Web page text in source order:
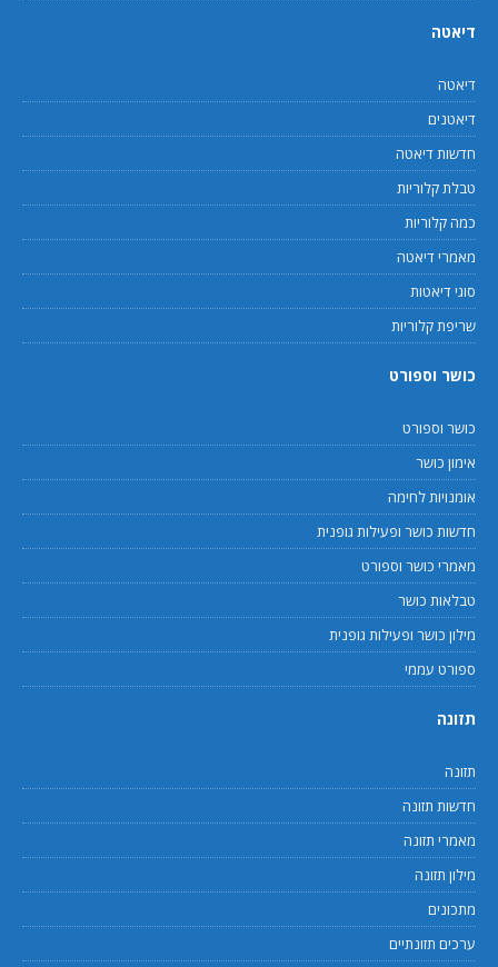
דיאטה
דיאטה
דיאטנים
חדשות דיאטה
טבלת קלוריות
כמה קלוריות
מאמרי דיאטה
סוגי דיאטות
שריפת קלוריות
כושר וספורט
כושר וספורט
אימון כושר
אומנויות לחימה
חדשות כושר ופעילות גופנית
מאמרי כושר וספורט
טבלאות כושר
מילון כושר ופעילות גופנית
ספורט עממי
תזונה
תזונה
חדשות תזונה
מאמרי תזונה
מילון תזונה
מתכונים
ערכים תזונתיים